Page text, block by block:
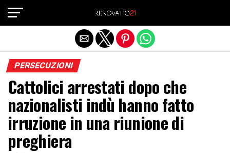
PERSECUZIONI
Cattolici arrestati dopo che
nazionalisti indù hanno fatto
irruzione in una riunione di
preghiera
Exit mobile version